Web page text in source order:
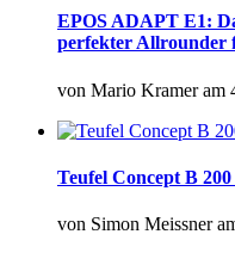
EPOS ADAPT E1:
perfekter Allrounder
von Mario Krameram
Teufel Concept B
von Simon Meissner